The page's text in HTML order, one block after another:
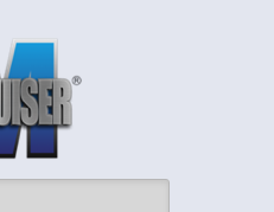
Maquiser Industrial
CNC y más